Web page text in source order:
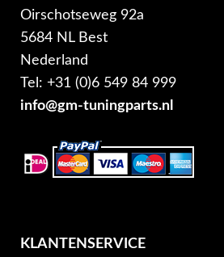
Oirschotseweg 92a
5684 NL Best
Nederland
Tel: +31 (0)6 549 84 999
info@gm-tuningparts.nl
KLANTENSERVICE